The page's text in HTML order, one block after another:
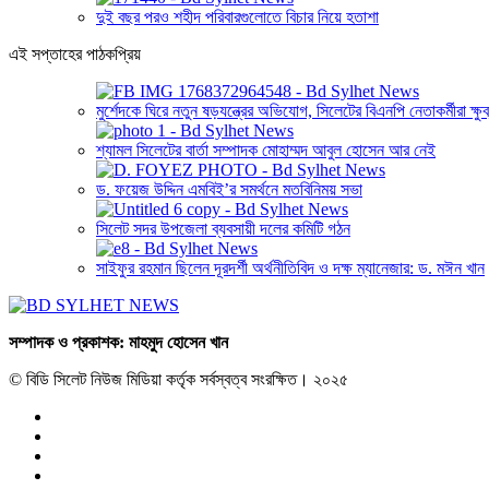
দুই বছর পরও শহীদ পরিবারগুলোতে বিচার নিয়ে হতাশা
এই সপ্তাহের পাঠকপ্রিয়
মুর্শেদকে ঘিরে নতুন ষড়যন্ত্রের অভিযোগ, সিলেটের বিএনপি নেতাকর্মীরা
শ্যামল সিলেটের বার্তা সম্পাদক মোহাম্মদ আবুল হোসেন আর নেই
ড. ফয়েজ উদ্দিন এমবিই’র সমর্থনে মতবিনিময় সভা
সিলেট সদর উপজেলা ব্যবসায়ী দলের কমিটি গঠন
সাইফুর রহমান ছিলেন দূরদর্শী অর্থনীতিবিদ ও দক্ষ ম্যানেজার: ড. মঈন খান
সম্পাদক ও প্রকাশক: মাহমুদ হোসেন খান
© বিডি সিলেট নিউজ মিডিয়া কর্তৃক সর্বস্বত্ব সংরক্ষিত। ২০২৫